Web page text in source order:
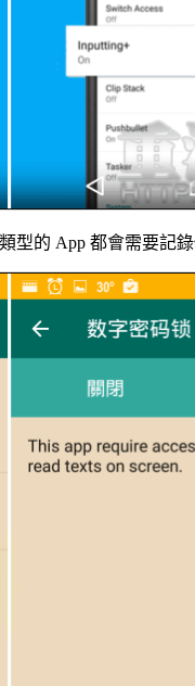
型的 App 都會需要記